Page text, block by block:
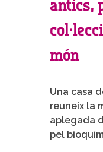
antics,
món
Una casa
reuneix la
aplegada
pel